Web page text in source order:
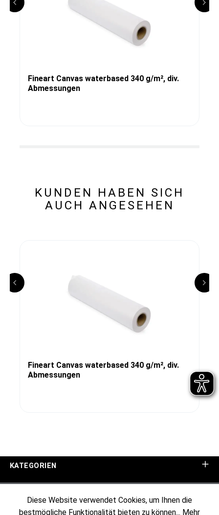
Fineart Canvas waterbased 340 g/m², div.
Abmessungen
KUNDEN HABEN SICH
AUCH ANGESEHEN
Fineart Canvas waterbased 340 g/m², div.
Abmessungen
KATEGORIEN
Diese Website verwendet Cookies, um Ihnen die
bestmögliche Funktionalität bieten zu können... Mehr